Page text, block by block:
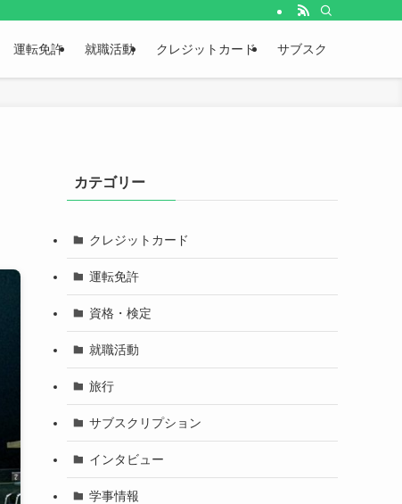
運転免許 就職活動 クレジットカード サブスク
カテゴリー
クレジットカード
運転免許
資格・検定
就職活動
旅行
サブスクリプション
インタビュー
学事情報